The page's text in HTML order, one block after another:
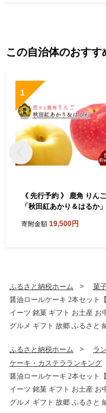
この自治体のおすす
1
《 先行予約 》 鹿角 りんご
「秋田紅あかり＆はるか
カンパニー】●2026年12月
鹿角市 鹿角 送料無料
寄附金額 19,500円
ふるさと納税ホーム 菓
醤油ロールケーキ 2本セット
イーツ 銘菓 ギフト お土産 お
グルメ ギフト 故郷 ふるさと
ふるさと納税ホーム ラ
ケーキ・カステラランキング
醤油ロールケーキ 2本セット
イーツ 銘菓 ギフト お土産 お
グルメ ギフト 故郷 ふるさと